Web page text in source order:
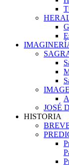
JOSÉ
HISTORIA